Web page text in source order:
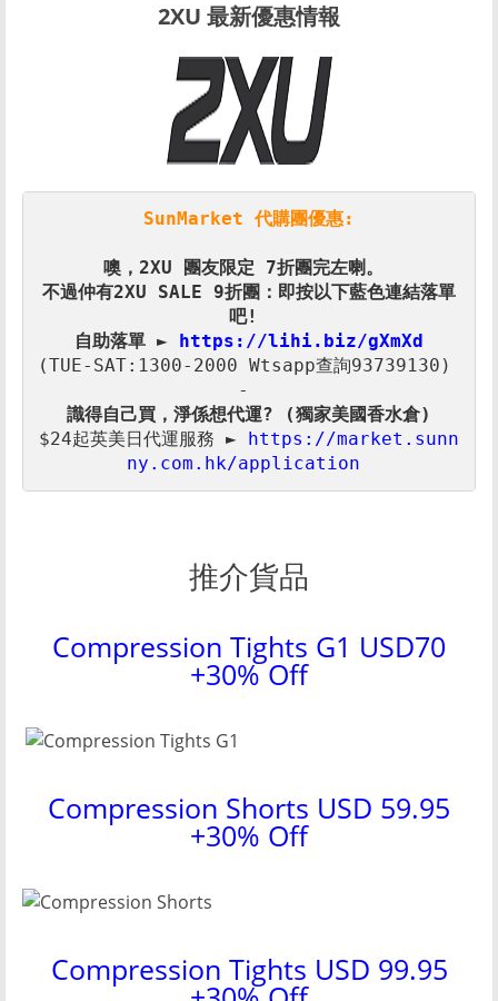
2XU 最新優惠情報
SunMarket 代購團優惠:
噢，2XU 團友限定 7折
不過仲有2XU SALE 9折團：即按以下藍色連結落單
自助落單 ►
(TUE-SAT:1300-2000 Wtsapp查詢93739130)
$24起英美日代運服務 ► https://market.sunn
ny.com.hk/application
推介貨品
Compression Tights G1 USD70
+30% Off
Compression Shorts USD 59.95
+30% Off
Compression Tights USD 99.95